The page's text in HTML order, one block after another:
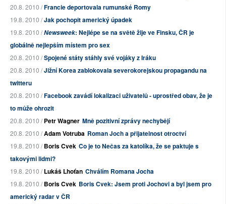
20.8. 2010 /Francie deportovala rumunské Romy
19.8. 2010 /Jak pochopit americký úpadek
19.8. 2010 /Newsweek: Nejlépe se na světě žije ve Finsku, ČR je
globálně nejlepším místem pro sex
20.8. 2010 /Spojené státy stáhly své vojáky z Iráku
20.8. 2010 /Jižní Korea zablokovala severokorejskou propagandu na
twitteru
20.8. 2010 /Facebook zavádí lokalizaci uživatelů - uprostřed obav, že je
to může ohrozit
20.8. 2010 /Petr Wagner Mně pozitivní zprávy nechybějí
20.8. 2010 /Adam Votruba Roman Joch a přijatelnost otroctví
19.8. 2010 /Boris Cvek Co je to Nečas za katolíka, že se paktuje s
takovými lidmi?
19.8. 2010 /Lukáš Lhoťan Chválím Romana Jocha
19.8. 2010 /Boris Cvek Boris Cvek: Jsem proti Jochovi a byl jsem pro
americký radar v ČR